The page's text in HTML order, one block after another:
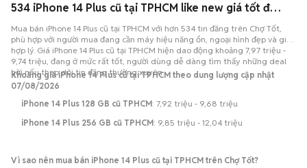
534 iPhone 14 Plus cũ tại TPHCM like new giá tốt đang bán 08/2026
Mua bán iPhone 14 Plus cũ tại TPHCM với hơn 534 tin đăng trên Chợ Tốt,
phù hợp với người mua đang cần máy hiệu năng ổn, ngoại hình đẹp và giá
hợp lý. Giá iPhone 14 Plus cũ tại TPHCM hiện dao động khoảng 7,97 triệu -
9,74 triệu, đang ở mức rất tốt, người dùng dễ dàng tìm thấy những deal
hời nếu theo dõi tin đăng thường xuyên.
Khoảng giá iPhone 14 Plus cũ tại TPHCM theo dung lượng cập nhật
07/08/2026
iPhone 14 Plus 128 GB cũ TPHCM: 7,92 triệu - 9,68 triệu
iPhone 14 Plus 256 GB cũ TPHCM: 9,85 triệu - 12,04 triệu
Vì sao nên mua bán iPhone 14 Plus cũ tại TPHCM trên Chợ Tốt?